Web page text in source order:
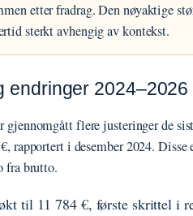
etter fradrag. Den nøyaktige
sterkt avhengig av kontekst.
endringer 2024–2026
gjennomgått flere justeringer de
rapportert i desember 2024. Disse
fra brutto.
til 11 784 €, første skrittel i